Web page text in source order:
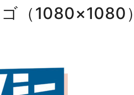
（1080×1080）